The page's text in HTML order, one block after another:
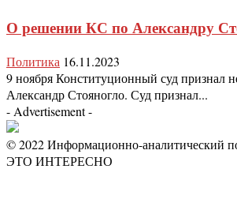
О решении КС по Александру
Политика 16.11.2023
9 ноября Конституционный суд признал
Александр Стояногло. Суд признал...
- Advertisement -
© 2022 Информационно-аналитический
ЭТО ИНТЕРЕСНО